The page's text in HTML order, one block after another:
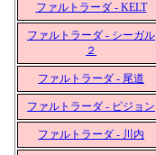
ファルトラーダ - KELT
ファルトラーダ - シーガル
２
ファルトラーダ - 尾道
ファルトラーダ - ピジョン
ファルトラーダ - 川内